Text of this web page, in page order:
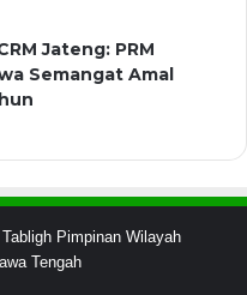
Jateng: PRM
Semangat Amal
Pimpinan Wilayah
Tengah